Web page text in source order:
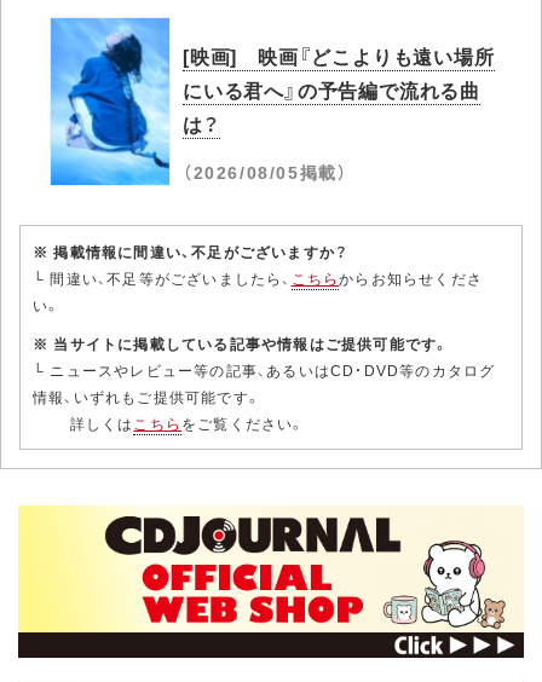
[映画] 映画『どこよりも遠い場所
にいる君へ』の予告編で流れる曲
は？
（2026/08/05掲載）
※ 掲載情報に間違い、不足がございますか？
└ 間違い、不足等がございましたら、 こちらからお知らせくださ
い。
※ 当サイトに掲載している記事や情報はご提供可能です。
└ ニュースやレビュー等の記事、あるいはCD・DVD等のカタログ
情報、いずれもご提供可能です。
詳しくはこちら をご覧ください。